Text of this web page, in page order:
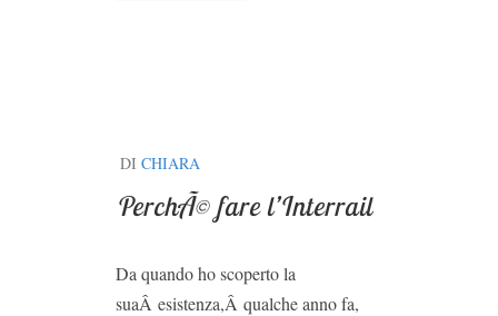
DI CHIARA
PerchÃ© fare l’Interrail
Da quando ho scoperto la
suaÂ esistenza,Â qualche anno fa,